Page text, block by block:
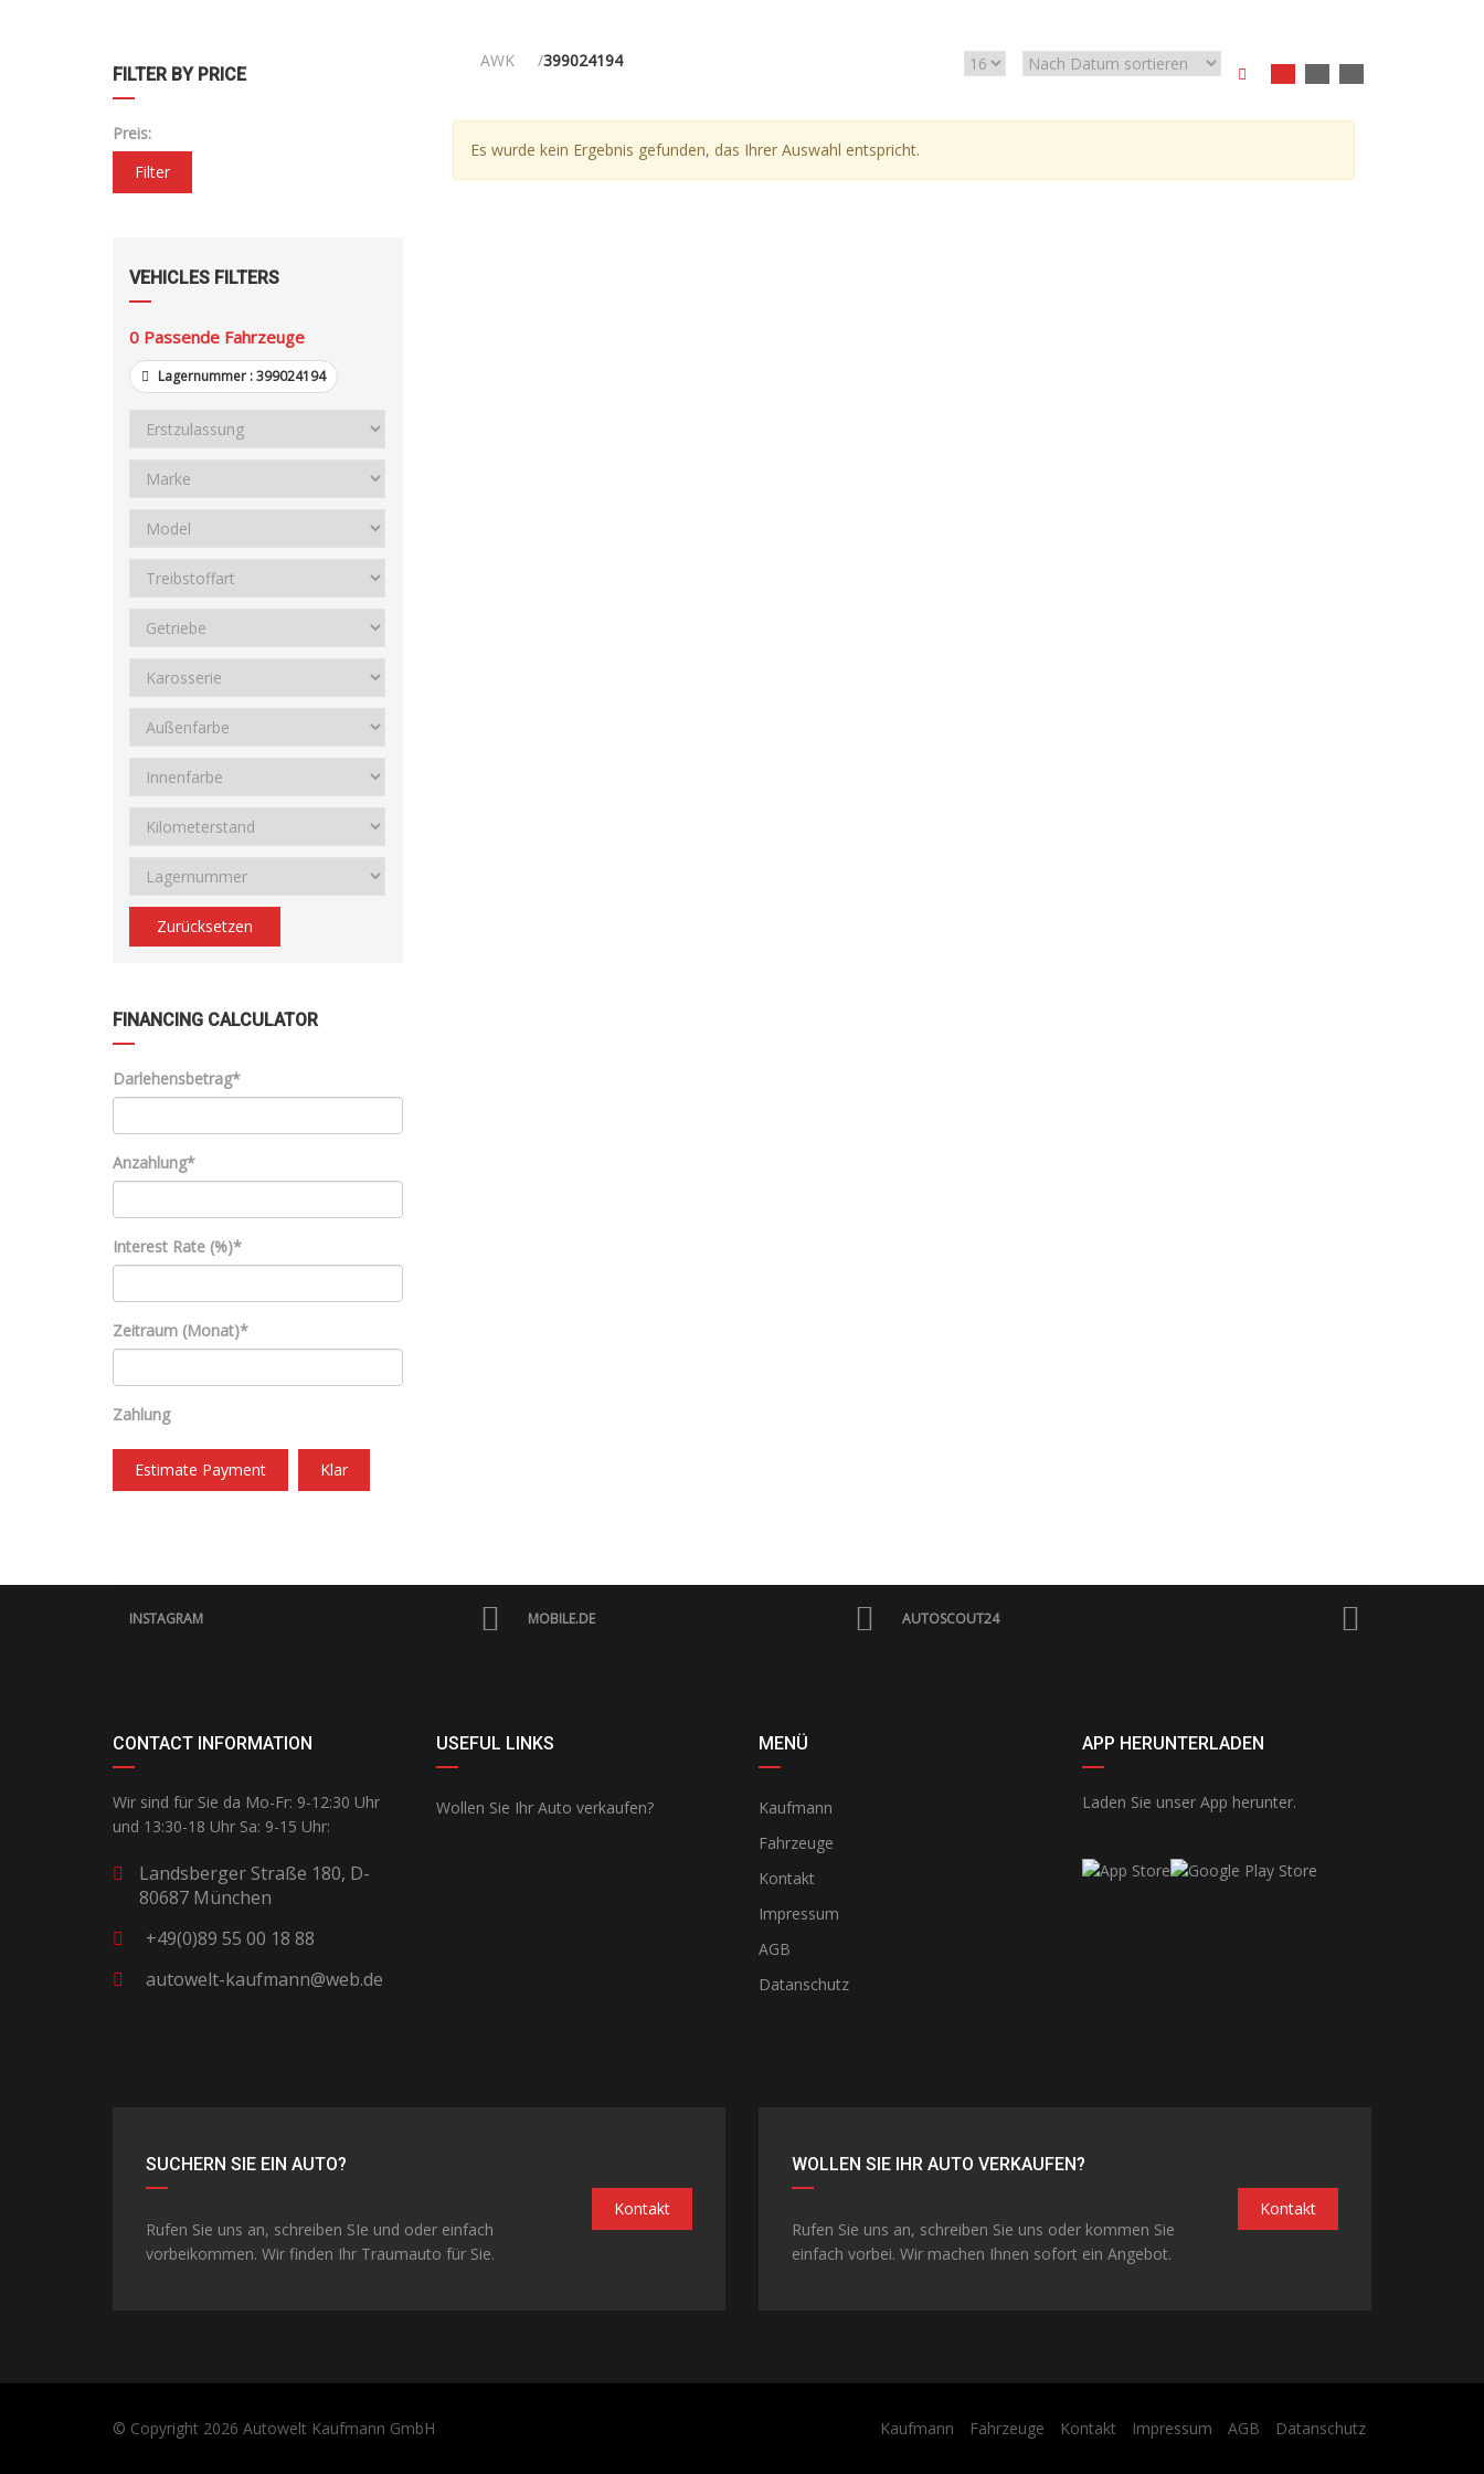
FILTER BY PRICE
Preis:
Filter
VEHICLES FILTERS
0 Passende Fahrzeuge
Lagernummer :399024194
Zurücksetzen
FINANCING CALCULATOR
Darlehensbetrag*
Anzahlung*
Interest Rate (%)*
Zeitraum (Monat)*
Zahlung
Estimate Payment Klar
AWK 399024194
Es wurde kein Ergebnis gefunden, das Ihrer Auswahl entspricht.
INSTAGRAM MOBILE.DE AUTOSCOUT24
CONTACT INFORMATION
Wir sind für Sie da Mo-Fr: 9-12:30 Uhr
und 13:30-18 Uhr Sa: 9-15 Uhr:
Landsberger Straße 180, D-
80687 München
+49(0)89 55 00 18 88
autowelt-kaufmann@web.de
USEFUL LINKS
Wollen Sie Ihr Auto verkaufen?
MENÜ
Kaufmann
Fahrzeuge
Kontakt
Impressum
AGB
Datanschutz
APP HERUNTERLADEN
Laden Sie unser App herunter.
SUCHERN SIE EIN AUTO?
Rufen Sie uns an, schreiben SIe und oder einfach
vorbeikommen. Wir finden Ihr Traumauto für Sie.
Kontakt
WOLLEN SIE IHR AUTO VERKAUFEN?
Rufen Sie uns an, schreiben Sie uns oder kommen Sie
einfach vorbei. Wir machen Ihnen sofort ein Angebot.
Kontakt
© Copyright 2026 Autowelt Kaufmann GmbH Kaufmann Fahrzeuge Kontakt Impressum AGB Datanschutz